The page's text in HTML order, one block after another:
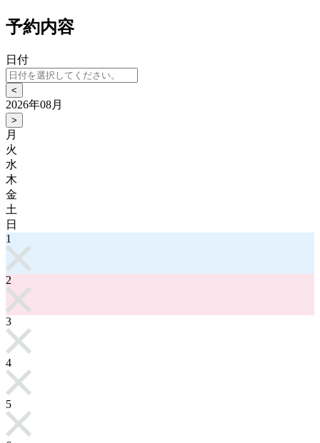
予約内容
日付
<
2026年08月
>
月
火
水
木
金
土
日
1
2
3
4
5